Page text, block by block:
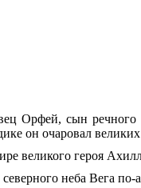
Орфей, сын
он очаровал
великого героя
неба Вега